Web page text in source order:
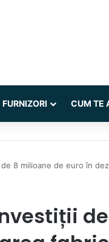
FURNIZORI CUM TE
8 milioane de euro în